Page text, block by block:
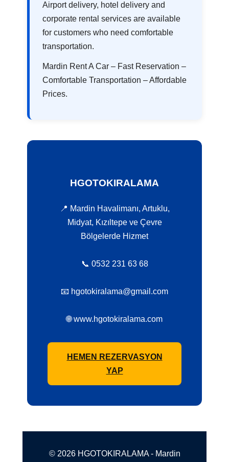
Airport delivery, hotel delivery and
corporate rental services are available
for customers who need comfortable
transportation.
Mardin Rent A Car – Fast Reservation –
Comfortable Transportation – Affordable
Prices.
HGOTOKIRALAMA
📍 Mardin Havalimanı, Artuklu,
Midyat, Kızıltepe ve Çevre
Bölgelerde Hizmet
📞 0532 231 63 68
📧 hgotokiralama@gmail.com
🌐 www.hgotokiralama.com
HEMEN REZERVASYON
YAP
© 2026 HGOTOKIRALAMA - Mardin